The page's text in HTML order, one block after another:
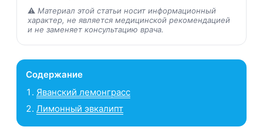
⚠️ Материал этой статьи носит информационный
характер, не является медицинской рекомендацией
и не заменяет консультацию врача.
Содержание
Яванский лемонграсс
Лимонный эвкалипт